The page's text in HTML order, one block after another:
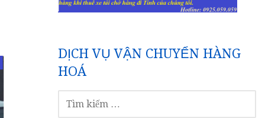
DỊCH VỤ VẬN CHUYỂN HÀNG
HOÁ
KIẾM